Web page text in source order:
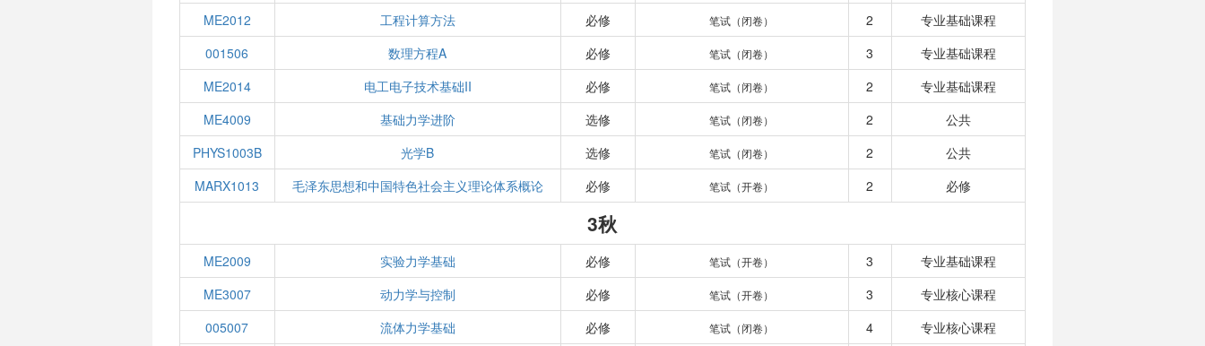
ME2012
工程计算方法 必修 笔试（闭卷） 2
专业基础课程
001506
数理方程A 必修 笔试（闭卷） 3
专业基础课程
ME2014
电工电子技术基础II 必修 笔试（闭卷） 2
专业基础课程
ME4009
基础力学进阶 选修 笔试（闭卷） 2
公共
PHYS1003B
光学B 选修 笔试（闭卷） 2
公共
MARX1013
毛泽东思想和中国特色社会主义理论体系概论 必修 笔试（开卷） 2 必修
3秋
ME2009 实验力学基础 必修 笔试（开卷） 3
专业基础课程
ME3007
动力学与控制 必修 笔试（开卷） 3
专业核心课程
005007
流体力学基础 必修 笔试（闭卷） 4 专业核心课程